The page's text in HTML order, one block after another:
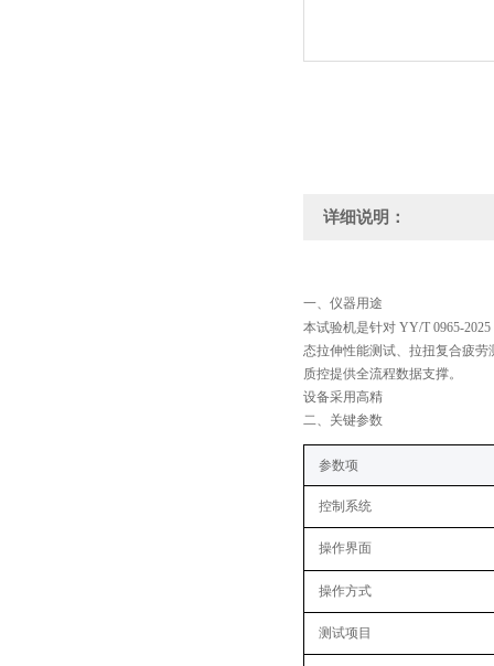
详细说明：
一、 仪器用途
本试验机是针对 YY/T 0965-
态拉伸性能测试、拉扭复合疲
质控提供全流程数据支撑。
设备采用高精
二、关键参数
参数项
控制系统
操作界面
操作方式
测试项目